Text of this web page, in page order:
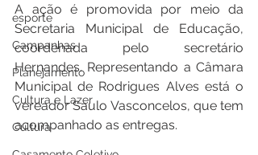
esporte
Campanhas
Planejamento
Cultura e Lazer
Cultura
A ação é promovida por meio da
Secretaria Municipal de Educação,
coordenada pelo secretário
Hernandes. Representando a Câmara
Municipal de Rodrigues Alves está o
vereador Saulo Vasconcelos, que tem
acompanhado as entregas.